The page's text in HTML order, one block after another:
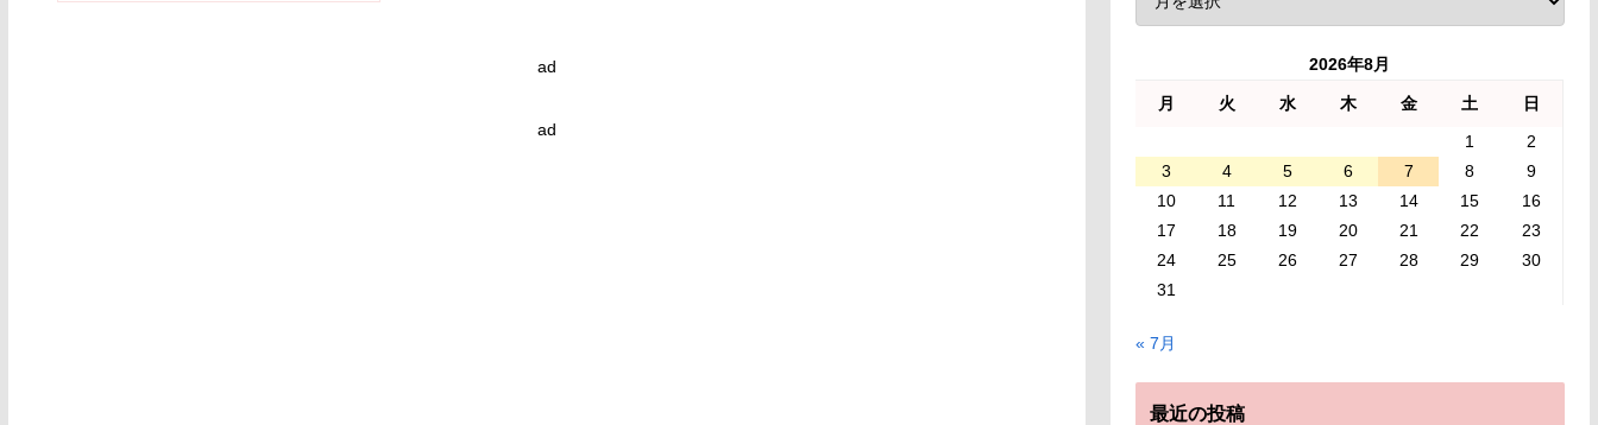
ad
ad
2026年8月
月 火 水 木 金 土
日
1
2
3
4 5 6 7 8
9
10
11 12 13 14 15
16
17
18 19 20 21 22
23
24
25 26 27 28 29
30
31
« 7月
最近の投稿